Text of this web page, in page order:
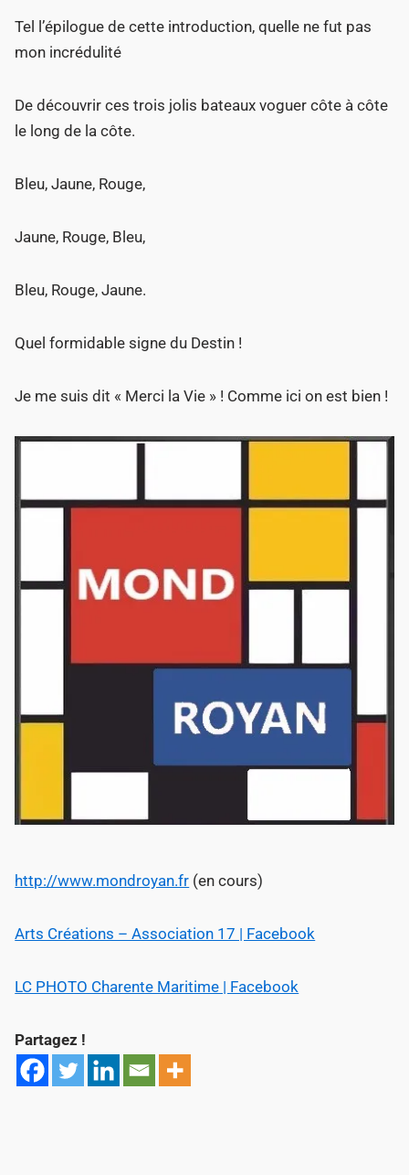
Tel l’épilogue de cette introduction, quelle ne fut pas
mon incrédulité
De découvrir ces trois jolis bateaux voguer côte à côte
le long de la côte.
Bleu, Jaune, Rouge,
Jaune, Rouge, Bleu,
Bleu, Rouge, Jaune.
Quel formidable signe du Destin !
Je me suis dit « Merci la Vie » ! Comme ici on est bien !
http://www.mondroyan.fr (en cours)
Arts Créations – Association 17 | Facebook
LC PHOTO Charente Maritime | Facebook
Partagez !